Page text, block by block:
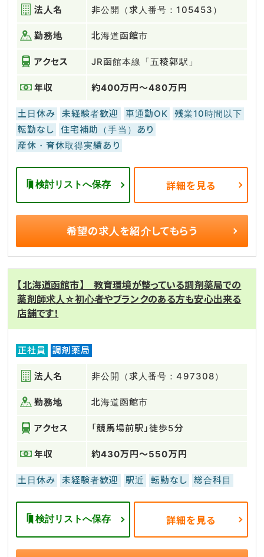
法人名 非公開（求人番号：105453）
勤務地 北海道函館市
アクセス JR函館本線「五稜郭駅」
年収 約400万円～480万円
土日休み 未経験者歓迎 車通勤OK
残業10時間以下
転勤なし
住宅補助（手当）あり
産休・育休取得実績あり
検討リストへ保存 詳細を見る
希望の求人を紹介してもらう
【北海道函館市】 教育環境が整っている調剤薬局での
薬剤師求人☆初心者やブランクのある方も安心出来る
店舗です！
正社員 調剤薬局
法人名 非公開（求人番号：497308）
勤務地 北海道函館市
アクセス 「競馬場前駅」徒歩5分
年収 約430万円～550万円
土日休み 未経験者歓迎 駅近 転勤なし 総合科目
検討リストへ保存 詳細を見る